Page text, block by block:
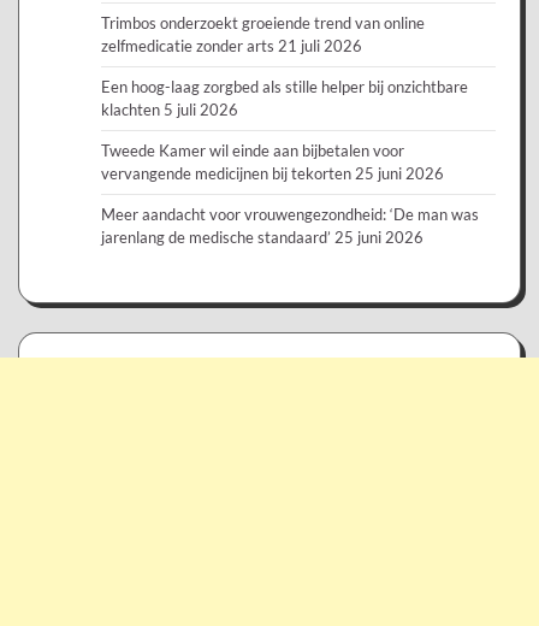
Trimbos onderzoekt groeiende trend van online
zelfmedicatie zonder arts 21 juli 2026
Een hoog-laag zorgbed als stille helper bij onzichtbare
klachten 5 juli 2026
Tweede Kamer wil einde aan bijbetalen voor
vervangende medicijnen bij tekorten 25 juni 2026
Meer aandacht voor vrouwengezondheid: ‘De man was
jarenlang de medische standaard’ 25 juni 2026